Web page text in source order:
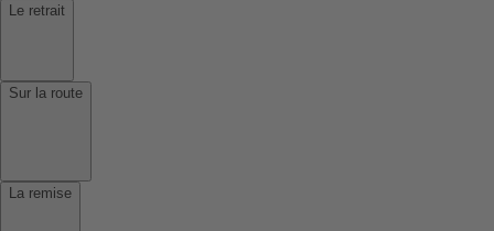
Le retrait
Sur la route
La remise